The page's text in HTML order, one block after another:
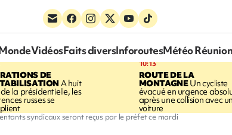
VidéosFaits diversInforoutesMétéo Réunion
DE
A huit
la présidentielle, les
russes se
10:13
ROUTE DE LA
MONTAGNEUn cycliste
évacué en urgence
après une collision avec
voiture
syndicaux seront reçus par le préfet ce mardi